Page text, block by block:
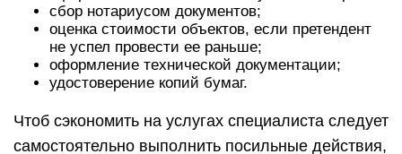
сбор нотариусом документов;
оценка стоимости объектов, если претендент
не успел провести ее раньше;
оформление технической документации;
удостоверение копий бумаг.
Чтоб сэкономить на услугах специалиста следует
самостоятельно выполнить посильные действия,